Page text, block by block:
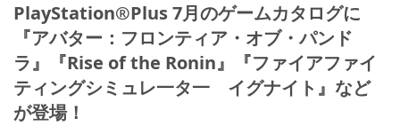
PlayStation®Plus 7月のゲームカタログに
『アバター：フロンティア・オブ・パンド
ラ』『Rise of the Ronin』『ファイアファイ
ティングシミュレ一タ一 イグナイト』など
が登場！